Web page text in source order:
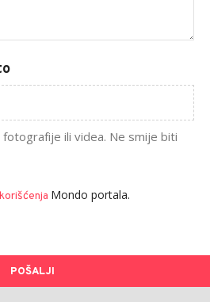
ili videa. Ne smije biti
Mondo portala.
POŠALJI